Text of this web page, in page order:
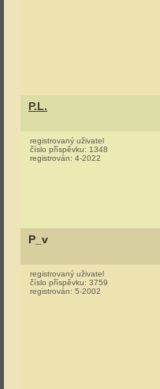
P.L.
registrovaný uživatel
číslo příspěvku: 1348
registrován: 4-2022
P_v
registrovaný uživatel
číslo příspěvku: 3759
registrován: 5-2002